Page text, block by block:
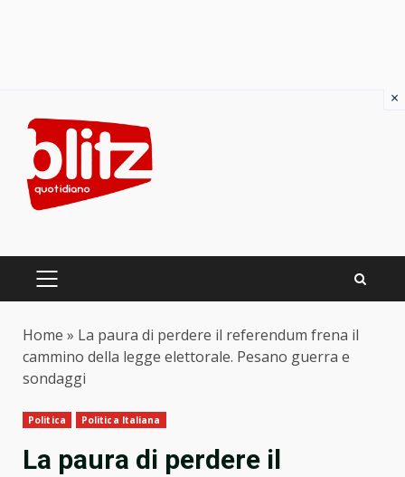
content
PRIMARY
Home » La paura di perdere il referendum frena il
cammino della legge elettorale. Pesano guerra e
sondaggi
Politica Politica Italiana
La paura di perdere il
×